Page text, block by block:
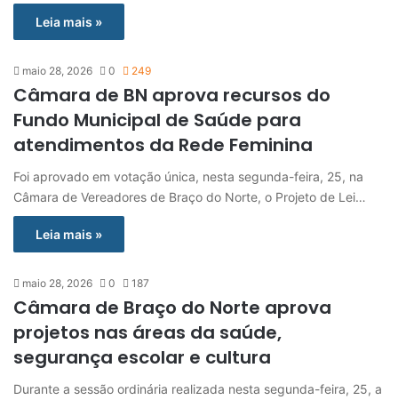
Leia mais »
maio 28, 2026 0 249
Câmara de BN aprova recursos do
Fundo Municipal de Saúde para
atendimentos da Rede Feminina
Foi aprovado em votação única, nesta segunda-feira, 25, na
Câmara de Vereadores de Braço do Norte, o Projeto de Lei…
Leia mais »
maio 28, 2026 0 187
Câmara de Braço do Norte aprova
projetos nas áreas da saúde,
segurança escolar e cultura
Durante a sessão ordinária realizada nesta segunda-feira, 25, a